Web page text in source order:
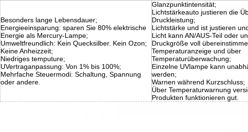
Besonders lange Lebensdauer;
Energieeinsparung: sparen Sie 80% elektrische
Energie als Mercury-Lampe;
Umweltfreundlich: Kein Quecksilber. Kein Ozon;
Keine Anheizzeit;
Niedriges temputure;
UVertraganpassung: Von 1% bis 100%;
Mehrfache Steuermodi: Schaltung, Spannung
oder andere.
Glanzpunktintensität;
Lichtstärkeauto justieren die
Druckleistung;
Lichtstärke und ist justieren
Licht kann AN/AUS-Teil oder
Druckgröße voll
Temperaturanzeige und über
Temperaturüberwachung;
Einzelne UVlampe kann
werden;
Warnen während Kurzschluss;
Über Temperaturwarnung
Produkten funktionieren gut.